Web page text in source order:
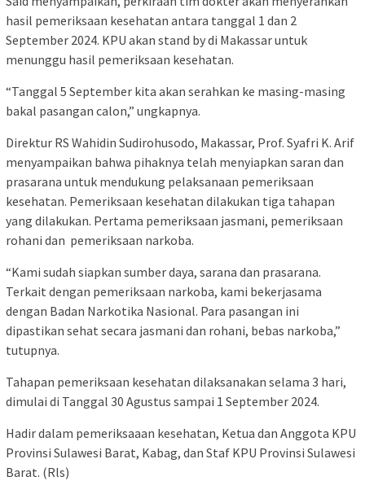
hasil pemeriksaan kesehatan antara tanggal 1 dan 2
September 2024. KPU akan stand by di Makassar untuk
menunggu hasil pemeriksaan kesehatan.
“Tanggal 5 September kita akan serahkan ke masing-masing
bakal pasangan calon,” ungkapnya.
Direktur RS Wahidin Sudirohusodo, Makassar, Prof. Syafri K. Arif
menyampaikan bahwa pihaknya telah menyiapkan saran dan
prasarana untuk mendukung pelaksanaan pemeriksaan
kesehatan. Pemeriksaan kesehatan dilakukan tiga tahapan
yang dilakukan. Pertama pemeriksaan jasmani, pemeriksaan
rohani dan pemeriksaan narkoba.
“Kami sudah siapkan sumber daya, sarana dan prasarana.
Terkait dengan pemeriksaan narkoba, kami bekerjasama
dengan Badan Narkotika Nasional. Para pasangan ini
dipastikan sehat secara jasmani dan rohani, bebas narkoba,”
tutupnya.
Tahapan pemeriksaan kesehatan dilaksanakan selama 3 hari,
dimulai di Tanggal 30 Agustus sampai 1 September 2024.
Hadir dalam pemeriksaaan kesehatan, Ketua dan Anggota KPU
Provinsi Sulawesi Barat, Kabag, dan Staf KPU Provinsi Sulawesi
Barat. (Rls)